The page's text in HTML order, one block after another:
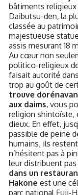
bâtiments
Daibutsu-den, la
classée au
majestueuse
assis mesurant 18
Au cœur non
politico-religieux
faisait autorité
trop au goût de
trouve
aux daims, vous
religion shintoïste,
dieux. En effet,
passible de peine
humains, ils
n’hésitent pas à
leur distribuent
dans un
Hakone est une
parc national Fuji-